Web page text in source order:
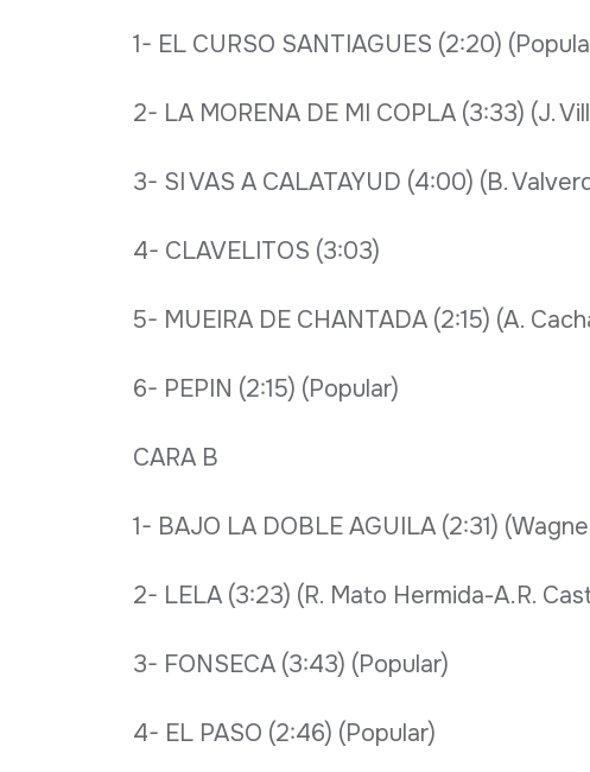
1- EL CURSO SANTIAGUES (2:20)
2- LA MORENA DE MI COPLA (3:33) (J.
3- SI VAS A CALATAYUD (4:00) (B.
4- CLAVELITOS (3:03)
5- MUEIRA DE CHANTADA (2:15) (A.
6- PEPIN (2:15) (Popular)
CARA B
1- BAJO LA DOBLE AGUILA (2:31)
2- LELA (3:23) (R. Mato Hermida-A.R.
3- FONSECA (3:43) (Popular)
4- EL PASO (2:46) (Popular)